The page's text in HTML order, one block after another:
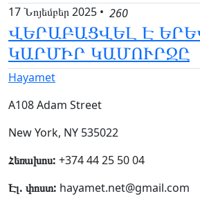
17 Նոյեմբեր 2025 • 260
ՎԵՐԱԲԱՑՎԵԼ Է
ԿԱՐՄԻՐ ԿԱՄՈՒՐՋԸ
Hayamet
A108 Adam Street
New York, NY 535022
Հեռախոս: +374 44 25 50 04
Էլ. փոստ: hayamet.net@gmail.com